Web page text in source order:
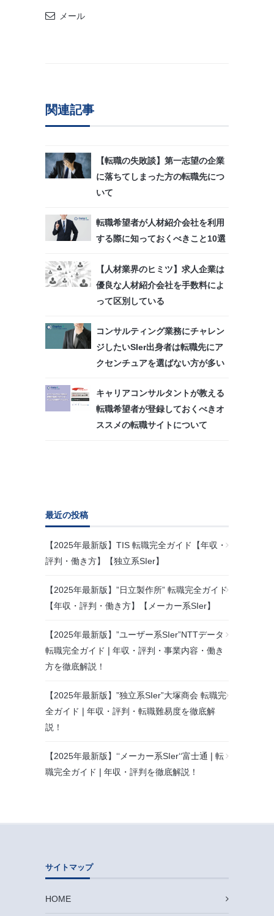
メール
関連記事
【転職の失敗談】第一志望の企業
に落ちてしまった方の転職先につ
いて
転職希望者が人材紹介会社を利用
する際に知っておくべきこと10選
【人材業界のヒミツ】求人企業は
優良な人材紹介会社を手数料によ
って区別している
コンサルティング業務にチャレン
ジしたいSIer出身者は転職先にア
クセンチュアを選ばない方が多い
キャリアコンサルタントが教える
転職希望者が登録しておくべきオ
ススメの転職サイトについて
最近の投稿
【2025年最新版】TIS 転職完全ガイド【年収・
評判・働き方】【独立系SIer】
【2025年最新版】”日立製作所” 転職完全ガイド
【年収・評判・働き方】【メーカー系SIer】
【2025年最新版】”ユーザー系SIer”NTTデータ
転職完全ガイド❘年収・評判・事業内容・働き
方を徹底解説！
【2025年最新版】”独立系SIer”大塚商会 転職完
全ガイド❘年収・評判・転職難易度を徹底解
説！
【2025年最新版】‘‘メーカー系SIer‘‘富士通❘転
職完全ガイド❘年収・評判を徹底解説！
サイトマップ
HOME